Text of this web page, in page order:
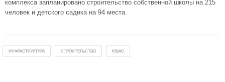
комплекса запланировано строительство собственной школы на 215
человек и детского садика на 94 места.
ИНФРАСТРУКТУРА СТРОИТЕЛЬСТВО ЮВАО